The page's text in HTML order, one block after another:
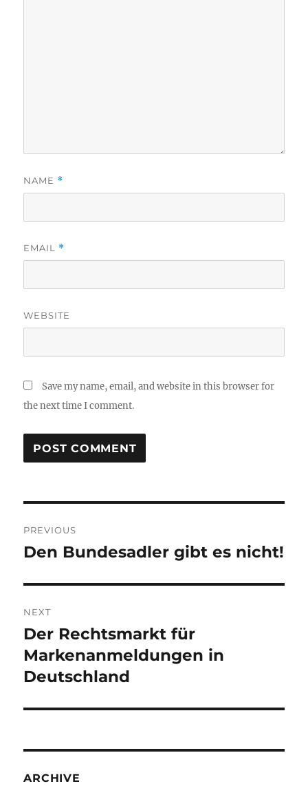
NAME *
EMAIL *
WEBSITE
Save my name, email, and website in this browser for
the next time I comment.
navigation
PREVIOUS
Previous
Den Bundesadler gibt es nicht!
NEXT
Next
post:
Der Rechtsmarkt für
Markenanmeldungen in
Deutschland
ARCHIVE